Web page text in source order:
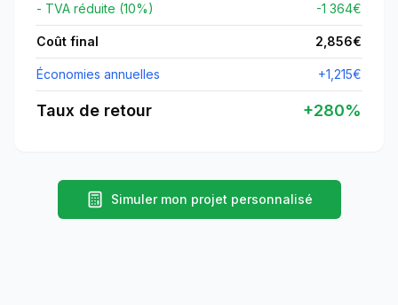
- TVA réduite (10%) -1 364€
Coût final 2,856€
Économies annuelles +1,215€
Taux de retour +280%
Simuler mon projet personnalisé